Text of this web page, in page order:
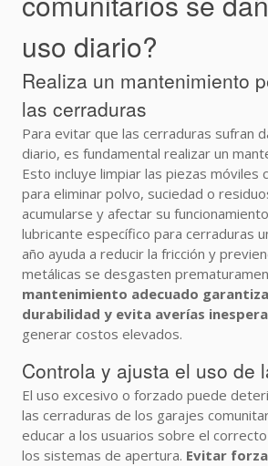
uso diario?
Realiza un mantenimiento
las cerraduras
Para evitar que las cerraduras sufran
diario, es fundamental realizar un
Esto incluye limpiar las piezas móviles
para eliminar polvo, suciedad o
acumularse y afectar su
lubricante específico para cerraduras
año ayuda a reducir la fricción y
metálicas se desgasten
mantenimiento adecuado
durabilidad y evita averías
generar costos elevados.
Controla y ajusta el uso de
El uso excesivo o forzado puede
las cerraduras de los garajes
educar a los usuarios sobre el
los sistemas de apertura. Evitar